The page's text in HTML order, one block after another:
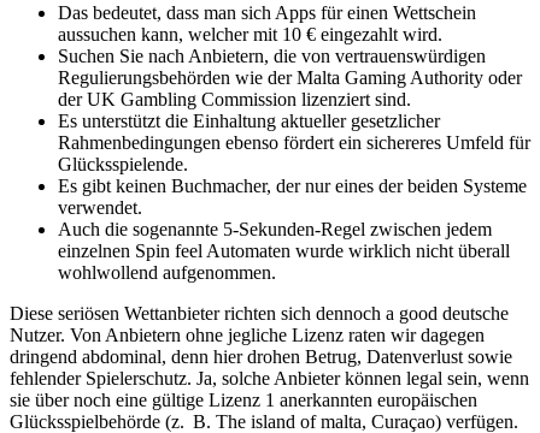
Das bedeutet, dass man sich Apps für einen Wettschein
aussuchen kann, welcher mit 10 € eingezahlt wird.
Suchen Sie nach Anbietern, die von vertrauenswürdigen
Regulierungsbehörden wie der Malta Gaming Authority oder
der UK Gambling Commission lizenziert sind.
Es unterstützt die Einhaltung aktueller gesetzlicher
Rahmenbedingungen ebenso fördert ein sichereres Umfeld für
Glücksspielende.
Es gibt keinen Buchmacher, der nur eines der beiden Systeme
verwendet.
Auch die sogenannte 5-Sekunden-Regel zwischen jedem
einzelnen Spin feel Automaten wurde wirklich nicht überall
wohlwollend aufgenommen.
Diese seriösen Wettanbieter richten sich dennoch a good deutsche
Nutzer. Von Anbietern ohne jegliche Lizenz raten wir dagegen
dringend abdominal, denn hier drohen Betrug, Datenverlust sowie
fehlender Spielerschutz. Ja, solche Anbieter können legal sein, wenn
sie über noch eine gültige Lizenz 1 anerkannten europäischen
Glücksspielbehörde (z. B. The island of malta, Curaçao) verfügen.